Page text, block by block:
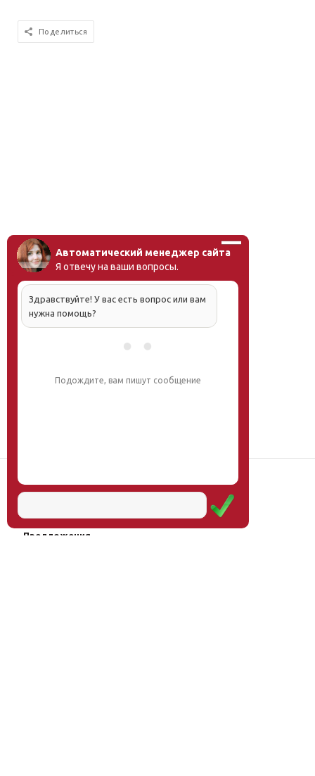
Поделиться
Научная школа
Услуги
Предложения
Автоматический менеджер сайта
Я отвечу на ваши вопросы.
Здравствуйте! У вас есть вопрос или вам
нужна помощь?
Подождите, вам пишут сообщение